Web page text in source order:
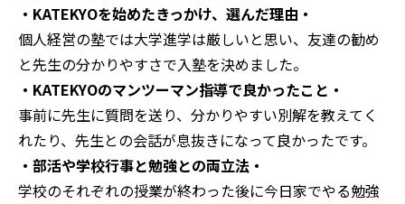
・KATEKYOを始めたきっかけ、選んだ理由・
個人経営の塾では大学進学は厳しいと思い、友達の勧め
と先生の分かりやすさで入塾を決めました。
・KATEKYOのマンツーマン指導で良かったこと・
事前に先生に質問を送り、分かりやすい別解を教えてく
れたり、先生との会話が息抜きになって良かったです。
・部活や学校行事と勉強との両立法・
学校のそれぞれの授業が終わった後に今日家でやる勉強